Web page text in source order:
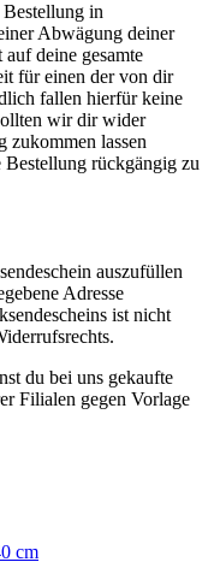
in
Abwägung deiner
deine gesamte
für einen der von dir
fallen hierfür keine
wir dir wider
zukommen lassen
Bestellung rückgängig zu
auszufüllen
Adresse
ist nicht
du bei uns gekaufte
Filialen gegen Vorlage